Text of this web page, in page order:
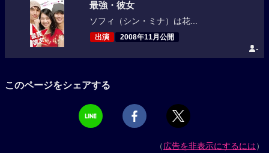
最強・彼女
ソフィ（シン・ミナ）は花...
出演 2008年11月公開
-
このページをシェアする
（広告を非表示にするには）